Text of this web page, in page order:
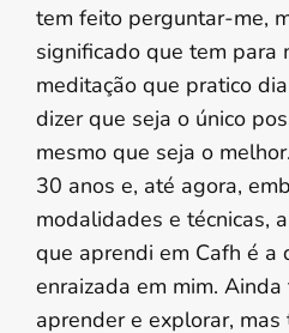
tem feito perguntar-me,
significado que tem para
meditação que pratico
dizer que seja o único
mesmo que seja o
30 anos e, até agora,
modalidades e técnicas,
que aprendi em Cafh é a
enraizada em mim.
aprender e explorar,